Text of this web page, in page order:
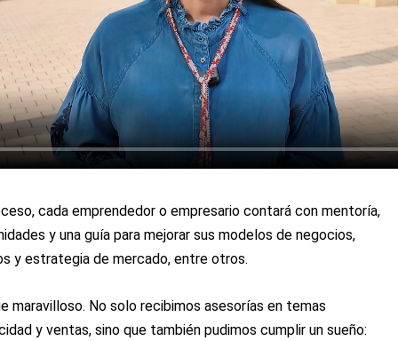
cada emprendedor o empresario contará con mentoría,
y una guía para mejorar sus modelos de negocios,
y estrategia de mercado, entre otros.
maravilloso. No solo recibimos asesorías en temas
y ventas, sino que también pudimos cumplir un sueño: